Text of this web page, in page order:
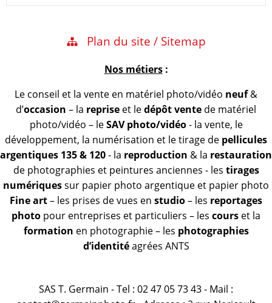
Plan du site / Sitemap
Nos métiers:
Le conseil et la vente en matériel photo/vidéo neuf&
d’occasion – la reprise et ledépôt vente de matériel
photo/vidéo – leSAV photo/vidéo- la vente, le
développement, la numérisation et le tirage de pellicules
argentiques 135 & 120- la reproduction & la restauration
de photographies et peintures anciennes - les tirages
numériquessur papier photo argentique et papier photo
Fine art– les prises de vues en studio– les reportages
photo pour entreprises et particuliers – les cours et la
formation en photographie – les photographies
d’identitéagrées ANTS
SAS T. Germain - Tel : 02 47 05 73 43 - Mail :